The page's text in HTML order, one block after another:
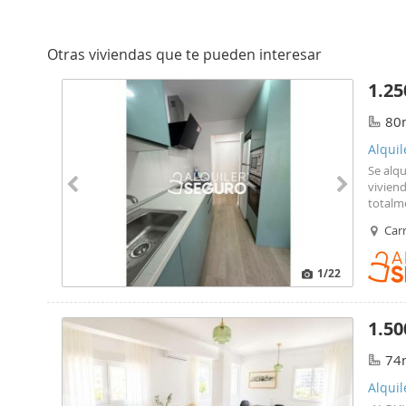
Otras viviendas que te pueden interesar
1/22
Se